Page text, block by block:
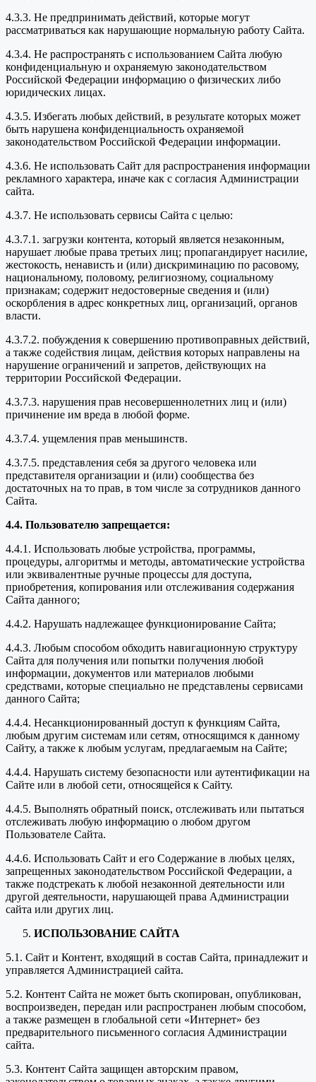
4.3.3. Не предпринимать действий, которые могут
рассматриваться как нарушающие нормальную работу Сайта.
4.3.4. Не распространять с использованием Сайта любую
конфиденциальную и охраняемую законодательством
Российской Федерации информацию о физических либо
юридических лицах.
4.3.5. Избегать любых действий, в результате которых может
быть нарушена конфиденциальность охраняемой
законодательством Российской Федерации информации.
4.3.6. Не использовать Сайт для распространения информации
рекламного характера, иначе как с согласия Администрации
сайта.
4.3.7. Не использовать сервисы Сайта с целью:
4.3.7.1. загрузки контента, который является незаконным,
нарушает любые права третьих лиц; пропагандирует насилие,
жестокость, ненависть и (или) дискриминацию по расовому,
национальному, половому, религиозному, социальному
признакам; содержит недостоверные сведения и (или)
оскорбления в адрес конкретных лиц, организаций, органов
власти.
4.3.7.2. побуждения к совершению противоправных действий,
а также содействия лицам, действия которых направлены на
нарушение ограничений и запретов, действующих на
территории Российской Федерации.
4.3.7.3. нарушения прав несовершеннолетних лиц и (или)
причинение им вреда в любой форме.
4.3.7.4. ущемления прав меньшинств.
4.3.7.5. представления себя за другого человека или
представителя организации и (или) сообщества без
достаточных на то прав, в том числе за сотрудников данного
Сайта.
4.4. Пользователю запрещается:
4.4.1. Использовать любые устройства, программы,
процедуры, алгоритмы и методы, автоматические устройства
или эквивалентные ручные процессы для доступа,
приобретения, копирования или отслеживания содержания
Сайта данного;
4.4.2. Нарушать надлежащее функционирование Сайта;
4.4.3. Любым способом обходить навигационную структуру
Сайта для получения или попытки получения любой
информации, документов или материалов любыми
средствами, которые специально не представлены сервисами
данного Сайта;
4.4.4. Несанкционированный доступ к функциям Сайта,
любым другим системам или сетям, относящимся к данному
Сайту, а также к любым услугам, предлагаемым на Сайте;
4.4.4. Нарушать систему безопасности или аутентификации на
Сайте или в любой сети, относящейся к Сайту.
4.4.5. Выполнять обратный поиск, отслеживать или пытаться
отслеживать любую информацию о любом другом
Пользователе Сайта.
4.4.6. Использовать Сайт и его Содержание в любых целях,
запрещенных законодательством Российской Федерации, а
также подстрекать к любой незаконной деятельности или
другой деятельности, нарушающей права Администрации
сайта или других лиц.
ИСПОЛЬЗОВАНИЕ САЙТА
5.1. Сайт и Контент, входящий в состав Сайта, принадлежит и
управляется Администрацией сайта.
5.2. Контент Сайта не может быть скопирован, опубликован,
воспроизведен, передан или распространен любым способом,
а также размещен в глобальной сети «Интернет» без
предварительного письменного согласия Администрации
сайта.
5.3. Контент Сайта защищен авторским правом,